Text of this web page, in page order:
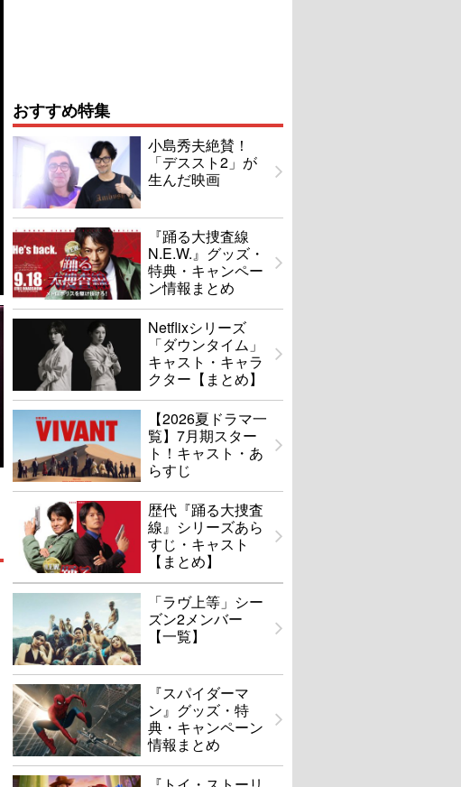
おすすめ特集
小島秀夫絶賛！
「デススト2」が
生んだ映画
『踊る大捜査線
N.E.W.』グッズ・
特典・キャンペー
ン情報まとめ
Netflixシリーズ
「ダウンタイム」
キャスト・キャラ
クター【まとめ】
【2026夏ドラマ一
覧】7月期スター
ト！キャスト・あ
らすじ
歴代『踊る大捜査
線』シリーズあら
すじ・キャスト
【まとめ】
「ラヴ上等」シー
ズン2メンバー
【一覧】
『スパイダーマ
ン』グッズ・特
典・キャンペーン
情報まとめ